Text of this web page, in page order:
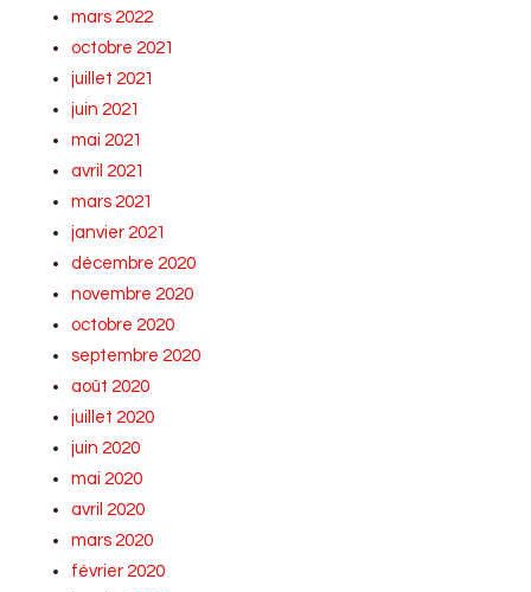
mars 2022
octobre 2021
juillet 2021
juin 2021
mai 2021
avril 2021
mars 2021
janvier 2021
décembre 2020
novembre 2020
octobre 2020
septembre 2020
août 2020
juillet 2020
juin 2020
mai 2020
avril 2020
mars 2020
février 2020